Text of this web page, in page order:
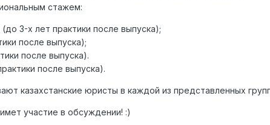
стажем:
3-х лет практики после выпуска);
после выпуска);
после выпуска).
после выпуска).
казахстанские юристы в каждой из представленных
участие в обсуждении! :)